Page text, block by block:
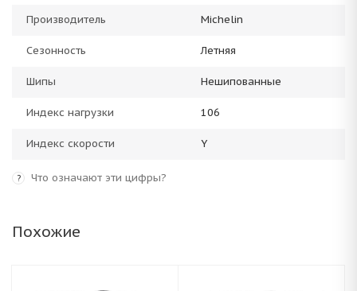
Производитель Michelin
Сезонность Летняя
Шипы Нешипованные
Индекс нагрузки 106
Индекс скорости Y
? Что означают эти цифры?
Похожие